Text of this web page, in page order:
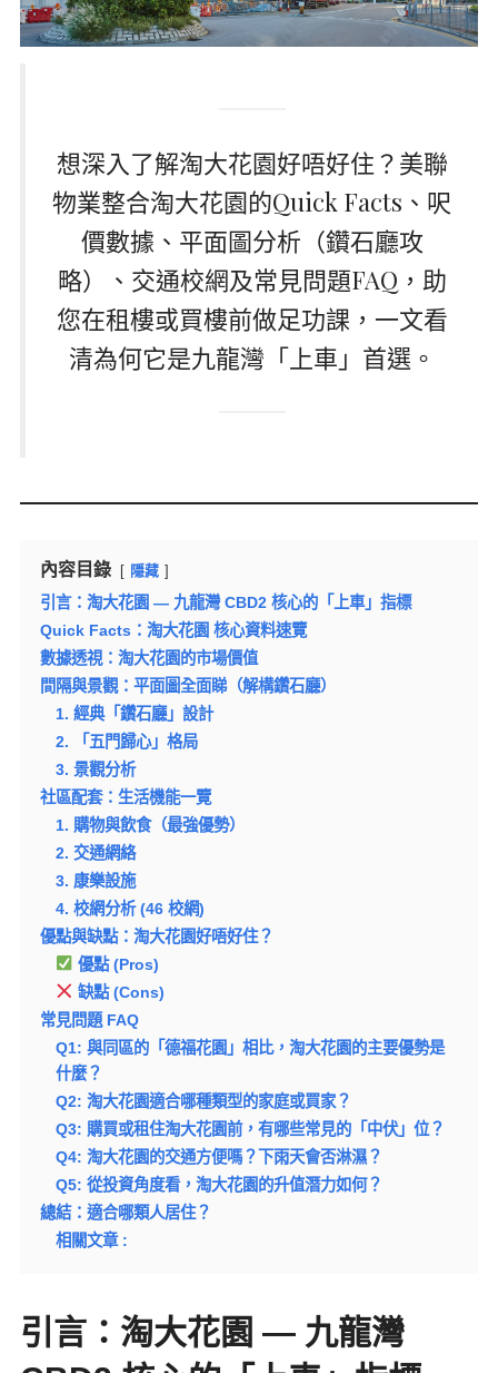
想深入了解淘大花園好唔好住？美聯
物業整合淘大花園的Quick Facts、呎
價數據、平面圖分析（鑽石廳攻
略）、交通校網及常見問題FAQ，助
您在租樓或買樓前做足功課，一文看
清為何它是九龍灣「上車」首選。
內容目錄 隱藏
引言：淘大花園 — 九龍灣 CBD2 核心的「上車」指標
Quick Facts：淘大花園 核心資料速覽
數據透視：淘大花園的市場價值
間隔與景觀：平面圖全面睇（解構鑽石廳）
1. 經典「鑽石廳」設計
2. 「五門歸心」格局
3. 景觀分析
社區配套：生活機能一覽
1. 購物與飲食（最強優勢）
2. 交通網絡
3. 康樂設施
4. 校網分析 (46 校網)
優點與缺點：淘大花園好唔好住？
優點 (Pros)
缺點 (Cons)
常見問題 FAQ
Q1: 與同區的「德福花園」相比，淘大花園的主要優勢是
什麼？
Q2: 淘大花園適合哪種類型的家庭或買家？
Q3: 購買或租住淘大花園前，有哪些常見的「中伏」位？
Q4: 淘大花園的交通方便嗎？下雨天會否淋濕？
Q5: 從投資角度看，淘大花園的升值潛力如何？
總結：適合哪類人居住？
相關文章 :
引言：淘大花園 — 九龍灣